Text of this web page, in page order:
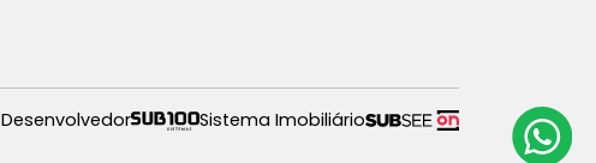
Desenvolvedor Sistema Imobiliário